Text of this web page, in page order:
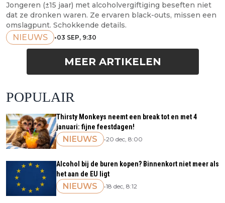
Jongeren (±15 jaar) met alcoholvergiftiging beseften niet
dat ze dronken waren. Ze ervaren black-outs, missen een
omslagpunt. Schokkende details.
NIEUWS •03 SEP, 9:30
MEER ARTIKELEN
POPULAIR
Thirsty Monkeys neemt een break tot en met 4
januari: fijne feestdagen!
NIEUWS •20 dec, 8:00
Alcohol bij de buren kopen? Binnenkort niet meer als
het aan de EU ligt
NIEUWS •18 dec, 8:12